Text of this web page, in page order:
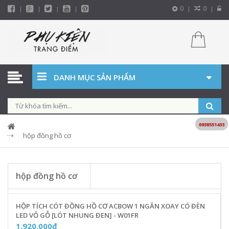
0 0
DANH MỤC SẢN PHẨM
hộp đồng hồ cơ
hộp đồng hồ cơ
HỘP TÍCH CÓT ĐỒNG HỒ CƠ ACBOW 1 NGĂN XOAY CÓ ĐÈN
LED VỎ GỖ [LÓT NHUNG ĐEN] - W01FR
1.920.000₫
0938551433